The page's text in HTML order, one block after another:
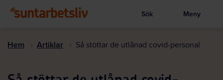
till
Visa sökruta
Sök Meny
Hem Artiklar Så stöttar de utlånad covid-personal